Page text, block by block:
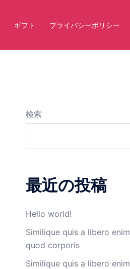
ギフト プライバシーポリシー
検索
最近の投稿
Hello world!
Similique quis a libero enim
quod corporis
Similique quis a libero enim